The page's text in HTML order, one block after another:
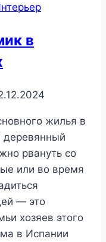
в
жилья в
деревянный
рвануть со
или во время
— это
хозяев этого
в Испании